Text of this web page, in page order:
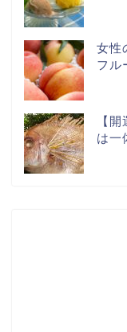
女性
フル
【
は一